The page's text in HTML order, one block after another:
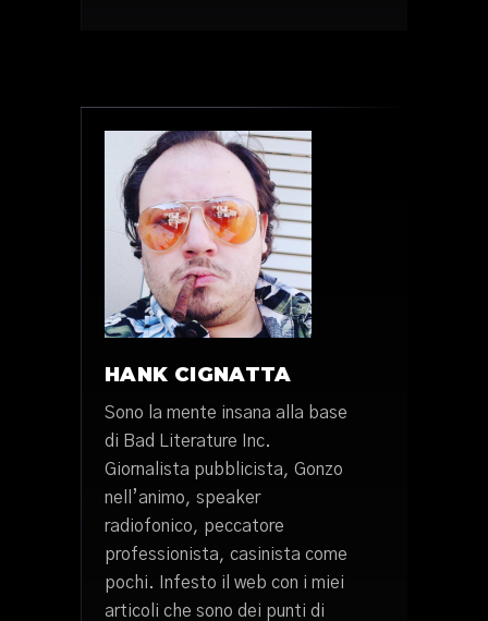
HANK CIGNATTA
Sono la mente insana alla base
di Bad Literature Inc.
Giornalista pubblicista, Gonzo
nell’animo, speaker
radiofonico, peccatore
professionista, casinista come
pochi. Infesto il web con i miei
articoli che sono dei punti di